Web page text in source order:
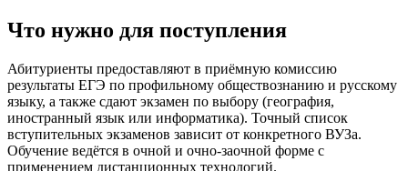
Что нужно для поступления
Абитуриенты предоставляют в приёмную комиссию
результаты ЕГЭ по профильному обществознанию и русскому
языку, а также сдают экзамен по выбору (география,
иностранный язык или информатика). Точный список
вступительных экзаменов зависит от конкретного ВУЗа.
Обучение ведётся в очной и очно-заочной форме с
применением дистанционных технологий.